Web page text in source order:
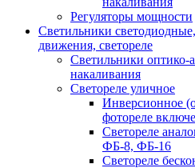
Регуляторы мощности
Светильники
движения, светореле
Светильники оптико-
накаливания
Светореле уличное
Инверсионное
фотореле
Светореле
ФБ-8, ФБ-16
Светореле